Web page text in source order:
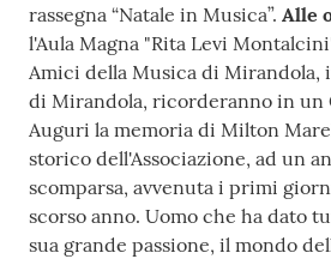
rassegna “Natale in Musica”. Alle
l'Aula Magna "Rita Levi
Amici della Musica di Mirandola,
di Mirandola, ricorderanno in un
Auguri la memoria di Milton
storico dell'Associazione, ad un
scomparsa, avvenuta i primi
scorso anno. Uomo che ha dato
sua grande passione, il mondo